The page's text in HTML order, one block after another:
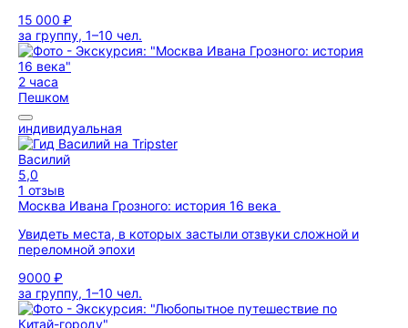
15 000 ₽
за группу, 1–10 чел.
2 часа
Пешком
индивидуальная
Василий
5,0
1 отзыв
Москва Ивана Грозного: история 16 века
Увидеть места, в которых застыли отзвуки сложной и
переломной эпохи
9000 ₽
за группу, 1–10 чел.